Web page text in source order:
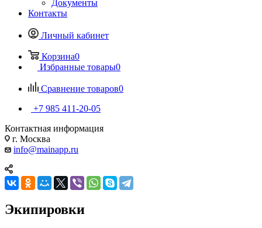
Документы
Контакты
Личный кабинет
Корзина0
Избранные товары0
Сравнение товаров0
+7 985 411-20-05
Контактная информация
г. Москва
info@mainapp.ru
Экипировки